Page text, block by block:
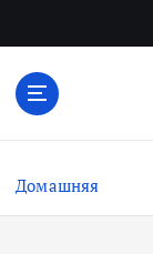
с
Домашняя